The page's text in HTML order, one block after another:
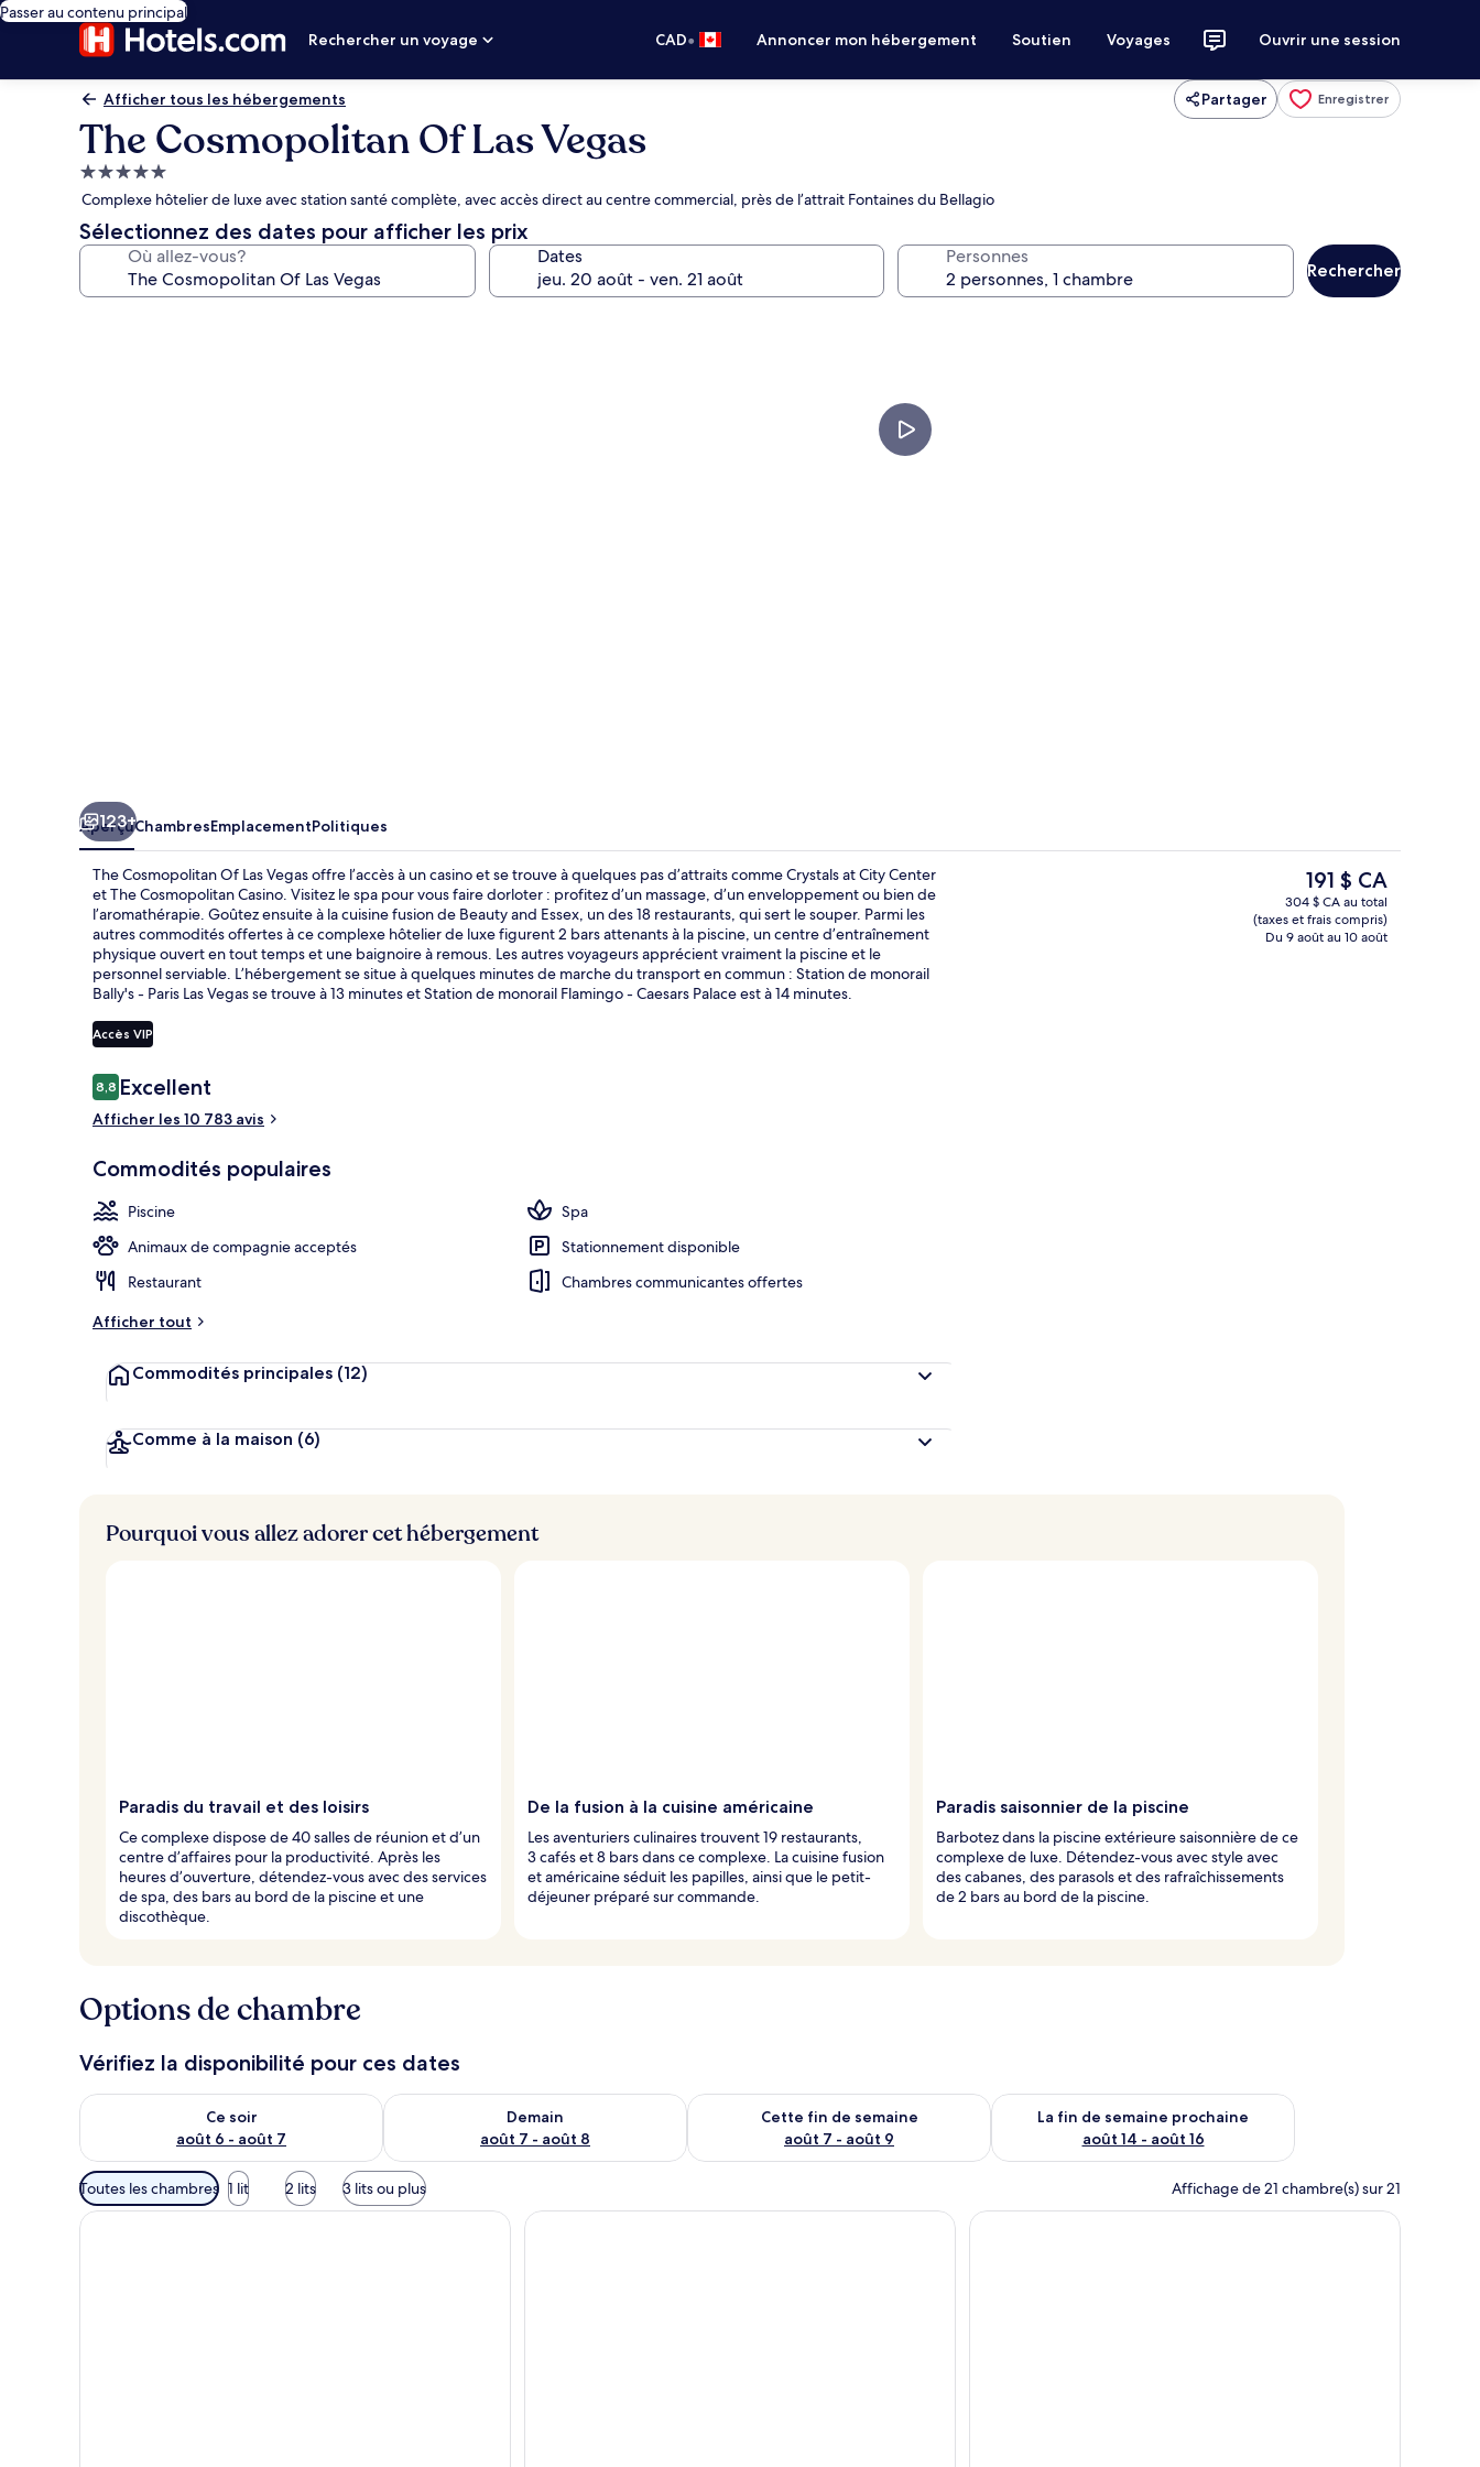
Passer au contenu principal
Rechercher un voyage
CAD• Annoncer mon hébergement Soutien Voyages Ouvrir une session
Afficher tous les hébergements Partager Enregistrer
The Cosmopolitan Of Las Vegas
Hébergement
5.0 étoiles
Complexe hôtelier de luxe avec station santé complète, avec accès direct au centre commercial, près de l’attrait Fontaines du Bellagio
Sélectionnez des dates pour afficher les prix
Où allez-vous? Dates Personnes
Rechercher
Draps en coton égyptien, literie de qualité, couette en duvetPiscine extérieure en saison,
123+
AperçuChambresEmplacementPolitiques
The Cosmopolitan Of Las Vegas offre l’accès à un casino et se trouve à quelques pas d’attraits comme Crystals at City Center
et The Cosmopolitan Casino. Visitez le spa pour vous faire dorloter : profitez d’un massage, d’un enveloppement ou bien de
l’aromathérapie. Goûtez ensuite à la cuisine fusion de Beauty and Essex, un des 18 restaurants, qui sert le souper. Parmi les
autres commodités offertes à ce complexe hôtelier de luxe figurent 2 bars attenants à la piscine, un centre d’entraînement
physique ouvert en tout temps et une baignoire à remous. Les autres voyageurs apprécient vraiment la piscine et le
personnel serviable. L’hébergement se situe à quelques minutes de marche du transport en commun : Station de monorail
Bally's - Paris Las Vegas se trouve à 13 minutes et Station de monorail Flamingo - Caesars Palace est à 14 minutes.
Accès VIP
Avis
8,88,8 sur 10 –
Excellent
Afficher les 10 783 avis
Commodités populaires
Piscine
Spa
Animaux de compagnie acceptés
Stationnement disponible
Restaurant
Chambres communicantes offertes
Afficher tout
Commodités principales (12)
Comme à la maison (6)
Le
prix
actuel
est
191 $ CA
304 $ CA au total
(taxes et frais compris)
Du 9 août au 10 août
Pourquoi vous allez adorer cet hébergement
Paradis du travail et des loisirs
Ce complexe dispose de 40 salles de réunion et d’un
centre d’affaires pour la productivité. Après les
heures d’ouverture, détendez-vous avec des services
de spa, des bars au bord de la piscine et une
discothèque.
De la fusion à la cuisine américaine
Les aventuriers culinaires trouvent 19 restaurants,
3 cafés et 8 bars dans ce complexe. La cuisine fusion
et américaine séduit les papilles, ainsi que le petit-
déjeuner préparé sur commande.
Paradis saisonnier de la piscine
Barbotez dans la piscine extérieure saisonnière de ce
complexe de luxe. Détendez-vous avec style avec
des cabanes, des parasols et des rafraîchissements
de 2 bars au bord de la piscine.
Options de chambre
Vérifiez la disponibilité pour ces dates
Ce soir
août 6 - août 7
Vérifier la disponibilité pour ce soir août 6 - août 7
Demain
août 7 - août 8
Vérifier la disponibilité pour demain août 7 - août 8
Cette fin de semaine
août 7 - août 9
Vérifier la disponibilité pour cette fin de semaine août 7 - août 9
La fin de semaine prochaine
août 14 - août 16
Vérifier la disponibilité pour la fin de semaine prochaine août
Filtres
disponibles
pour
Toutes les chambres 1 lit 2 lits 3 lits ou plus Affichage de 21 chambre(s) sur 21